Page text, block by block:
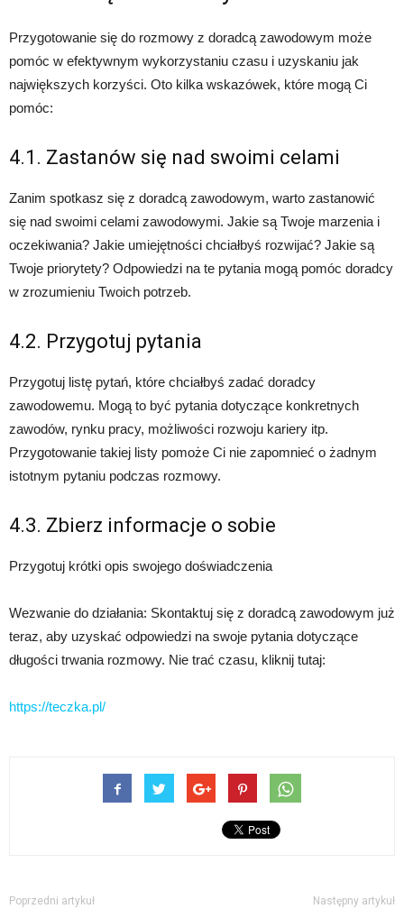
Przygotowanie się do rozmowy z doradcą zawodowym może
pomóc w efektywnym wykorzystaniu czasu i uzyskaniu jak
największych korzyści. Oto kilka wskazówek, które mogą Ci
pomóc:
4.1. Zastanów się nad swoimi celami
Zanim spotkasz się z doradcą zawodowym, warto zastanowić
się nad swoimi celami zawodowymi. Jakie są Twoje marzenia i
oczekiwania? Jakie umiejętności chciałbyś rozwijać? Jakie są
Twoje priorytety? Odpowiedzi na te pytania mogą pomóc doradcy
w zrozumieniu Twoich potrzeb.
4.2. Przygotuj pytania
Przygotuj listę pytań, które chciałbyś zadać doradcy
zawodowemu. Mogą to być pytania dotyczące konkretnych
zawodów, rynku pracy, możliwości rozwoju kariery itp.
Przygotowanie takiej listy pomoże Ci nie zapomnieć o żadnym
istotnym pytaniu podczas rozmowy.
4.3. Zbierz informacje o sobie
Przygotuj krótki opis swojego doświadczenia
Wezwanie do działania: Skontaktuj się z doradcą zawodowym już
teraz, aby uzyskać odpowiedzi na swoje pytania dotyczące
długości trwania rozmowy. Nie trać czasu, kliknij tutaj:
https://teczka.pl/
Poprzedni artykuł Następny artykuł